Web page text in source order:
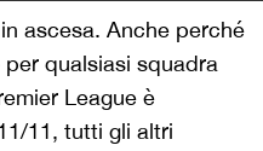
ascesa. Anche perché
qualsiasi squadra
League è
11, tutti gli altri